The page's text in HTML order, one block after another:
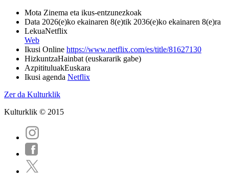
Mota Zinema eta ikus-entzunezkoak
Data 2026(e)ko ekainaren 8(e)tik 2036(e)ko ekainaren 8(e)ra
LekuaNetflix
Web
Ikusi Online https://www.netflix.com/es/title/81627130
HizkuntzaHainbat (euskararik gabe)
AzpitituluakEuskara
Ikusi agenda Netflix
Zer da Kulturklik
Kulturklik © 2015